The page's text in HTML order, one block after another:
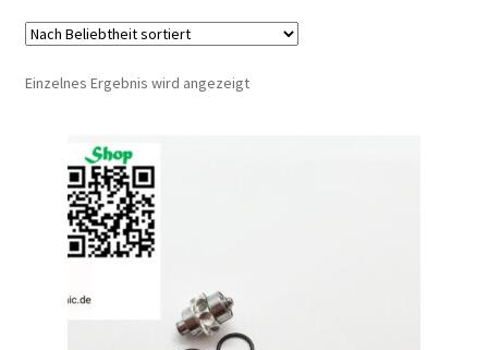
Kontakt
Reparaturservice
Wichtige Infos
Unsere Firma
Einzelnes Ergebnis wird angezeigt